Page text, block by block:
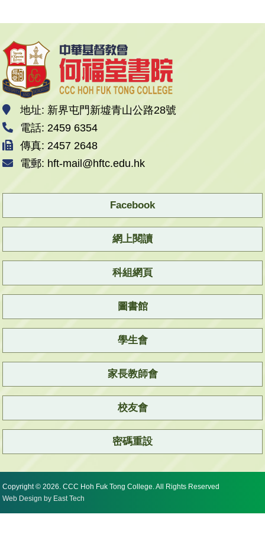
地址: 新界屯門新墟青山公路28號
電話: 2459 6354
傳真: 2457 2648
電郵: hft-mail@hftc.edu.hk
Facebook
網上閱讀
科組網頁
圖書館
學生會
家長教師會
校友會
密碼重設
Copyright © 2026. CCC Hoh Fuk Tong College. All Rights Reserved
Web Design by East Tech